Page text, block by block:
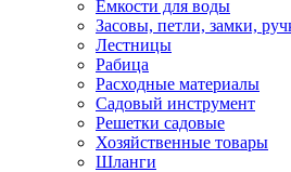
Емкости для воды
Засовы, петли, замки,
Лестницы
Рабица
Расходные материалы
Садовый инструмент
Решетки садовые
Хозяйственные товары
Шланги